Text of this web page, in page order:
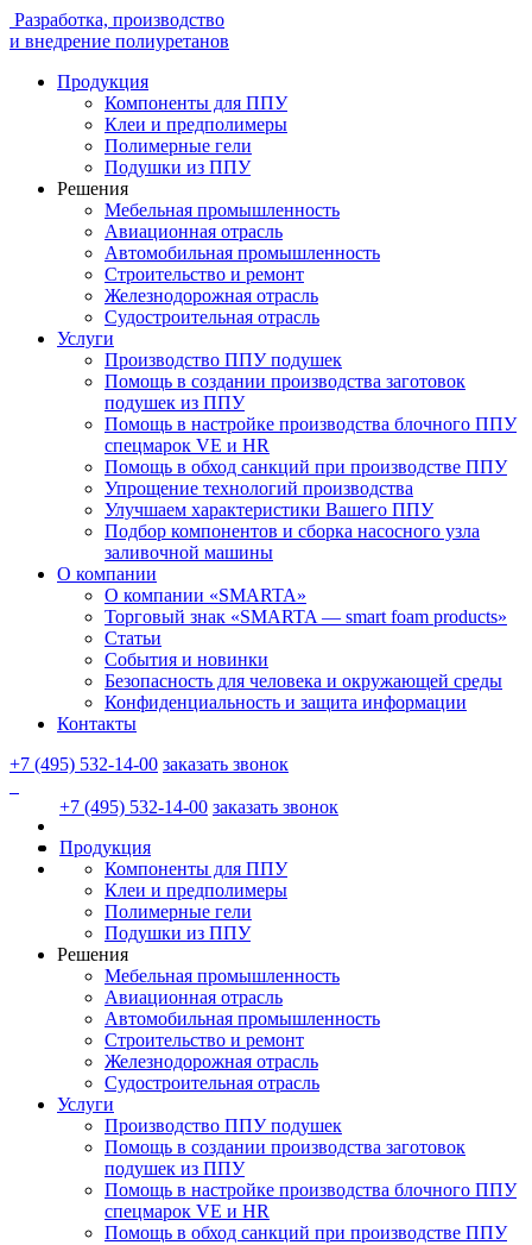
Разработка, производство
и внедрение полиуретанов
Продукция
Компоненты для ППУ
Клеи и предполимеры
Полимерные гели
Подушки из ППУ
Решения
Мебельная промышленность
Авиационная отрасль
Автомобильная промышленность
Строительство и ремонт
Железнодорожная отрасль
Судостроительная отрасль
Услуги
Производство ППУ подушек
Помощь в создании производства заготовок
подушек из ППУ
Помощь в настройке производства блочного ППУ
спецмарок VE и HR
Помощь в обход санкций при производстве ППУ
Упрощение технологий производства
Улучшаем характеристики Вашего ППУ
Подбор компонентов и сборка насосного узла
заливочной машины
О компании
О компании «SMARTA»
Торговый знак «SMARTA — smart foam products»
Статьи
События и новинки
Безопасность для человека и окружающей среды
Конфиденциальность и защита информации
Контакты
+7 (495) 532-14-00 заказать звонок
+7 (495) 532-14-00 заказать звонок
Продукция
Компоненты для ППУ
Клеи и предполимеры
Полимерные гели
Подушки из ППУ
Решения
Мебельная промышленность
Авиационная отрасль
Автомобильная промышленность
Строительство и ремонт
Железнодорожная отрасль
Судостроительная отрасль
Услуги
Производство ППУ подушек
Помощь в создании производства заготовок
подушек из ППУ
Помощь в настройке производства блочного ППУ
спецмарок VE и HR
Помощь в обход санкций при производстве ППУ